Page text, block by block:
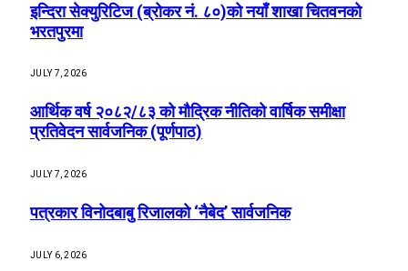
इन्दिरा सेक्युरिटिज (ब्रोकर नं. ८०)को नयाँ शाखा चितवनको
भरतपुरमा
JULY 7, 2026
आर्थिक वर्ष २०८२/८३ को मौद्रिक नीतिको वार्षिक समीक्षा
प्रतिवेदन सार्वजनिक (पूर्णपाठ)
JULY 7, 2026
पत्रकार विनोदबाबु रिजालको ‘नैबेद’ सार्वजनिक
JULY 6, 2026